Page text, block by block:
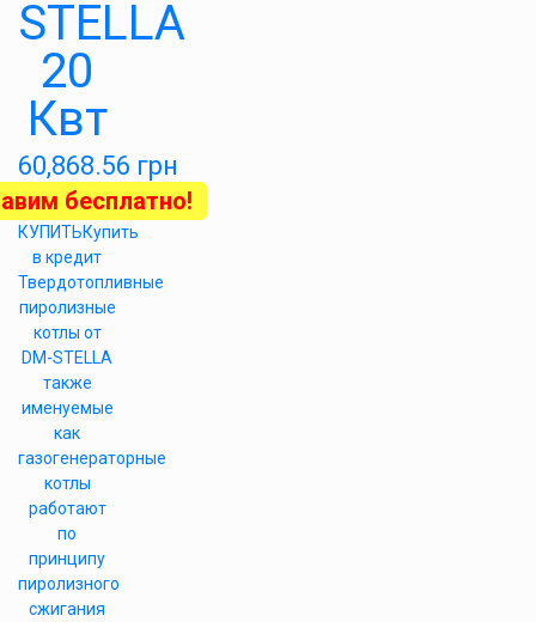
STELLA
20
Квт
60,868.56 грн
бесплатно!
КУПИТЬКупить
в кредит
Твердотопливные
пиролизные
котлы от
DM-STELLA
также
именуемые
как
газогенераторные
котлы
работают
по
принципу
пиролизного
сжигания